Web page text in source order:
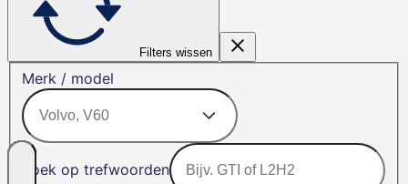
Filters wissen
Merk / model
Zoek op trefwoorden